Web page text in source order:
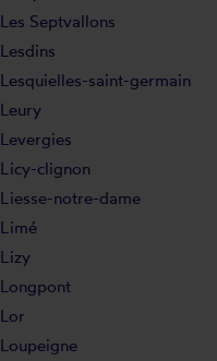
Les Septvallons
Lesdins
Lesquielles-saint-germain
Leury
Levergies
Licy-clignon
Liesse-notre-dame
Limé
Lizy
Longpont
Lor
Loupeigne